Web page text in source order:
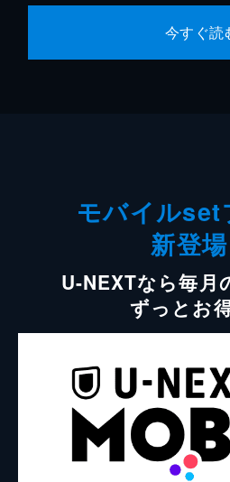
今すぐ読
モバイルset
新登場
U-NEXTなら毎月
ずっとお